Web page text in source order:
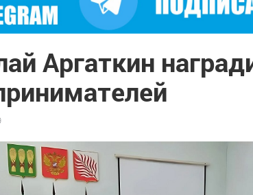
Аргаткин